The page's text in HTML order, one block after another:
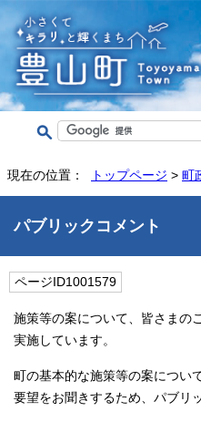
現在の位置： トップページ > 町
パブリックコメント
ページID1001579
施策等の案について、皆さまの
実施しています。
町の基本的な施策等の案につい
要望をお聞きするため、パブリ